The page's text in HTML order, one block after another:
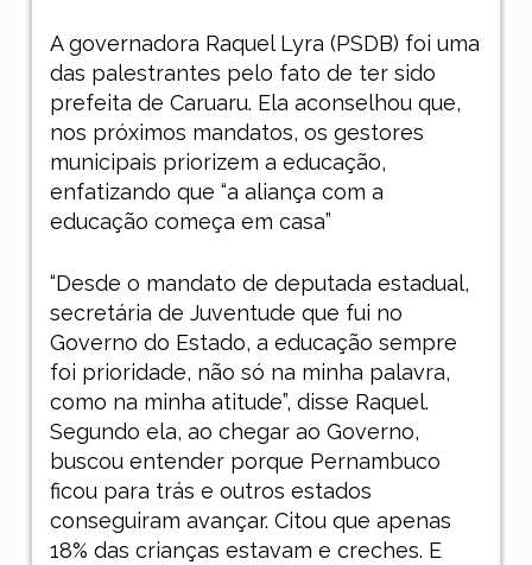
A governadora Raquel Lyra (PSDB) foi uma
das palestrantes pelo fato de ter sido
prefeita de Caruaru. Ela aconselhou que,
nos próximos mandatos, os gestores
municipais priorizem a educação,
enfatizando que “a aliança com a
educação começa em casa”
“Desde o mandato de deputada estadual,
secretária de Juventude que fui no
Governo do Estado, a educação sempre
foi prioridade, não só na minha palavra,
como na minha atitude”, disse Raquel.
Segundo ela, ao chegar ao Governo,
buscou entender porque Pernambuco
ficou para trás e outros estados
conseguiram avançar. Citou que apenas
18% das crianças estavam e creches. E